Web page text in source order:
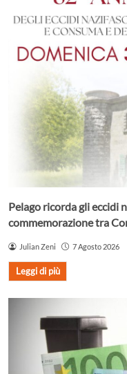
Pelago ricorda gli eccidi
commemorazione tra
Julian Zeni 7 Agosto 2026
Leggi di più